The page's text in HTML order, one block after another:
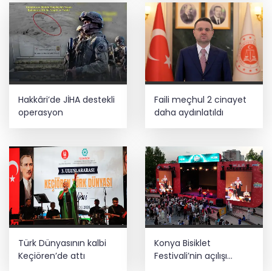
Hakkâri’de JİHA destekli
operasyon
Faili meçhul 2 cinayet
daha aydınlatıldı
Türk Dünyasının kalbi
Keçiören’de attı
Konya Bisiklet
Festivali’nin açılışı